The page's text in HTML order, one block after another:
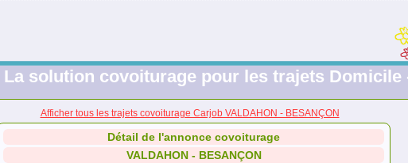
La solution covoiturage pour les trajets Domicile
Afficher tous les trajets covoiturage Carjob VALDAHON - BESANÇON
Détail de l'annonce covoiturage
VALDAHON - BESANÇON